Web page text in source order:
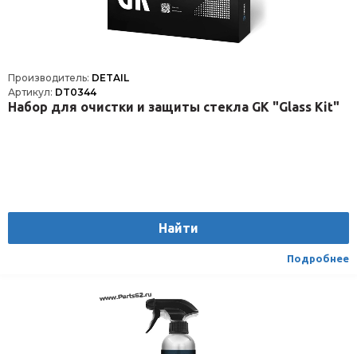
Производитель: DETAIL
Артикул: DT0344
Набор для очистки и защиты стекла GK "Glass Kit"
Найти
Подробнее